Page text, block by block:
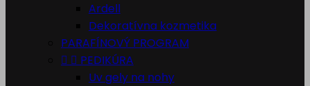
Ardell
Dekoratívna kozmetika
PARAFÍNOVÝ PROGRAM
  PEDIKÚRA
Uv gely na nohy